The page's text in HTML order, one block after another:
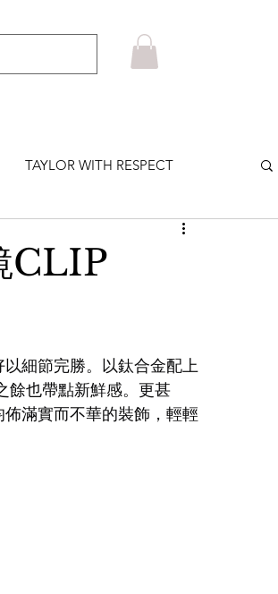
TAYLOR WITH RESPECT
THOM BROWNE
CLIP
細節完勝。以鈦合金配上
餘也帶點新鮮感。更甚
滿實而不華的裝飾，輕輕